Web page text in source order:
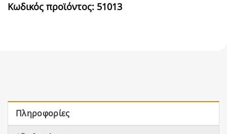
Κωδικός προϊόντος: 51013
Πληροφορίες